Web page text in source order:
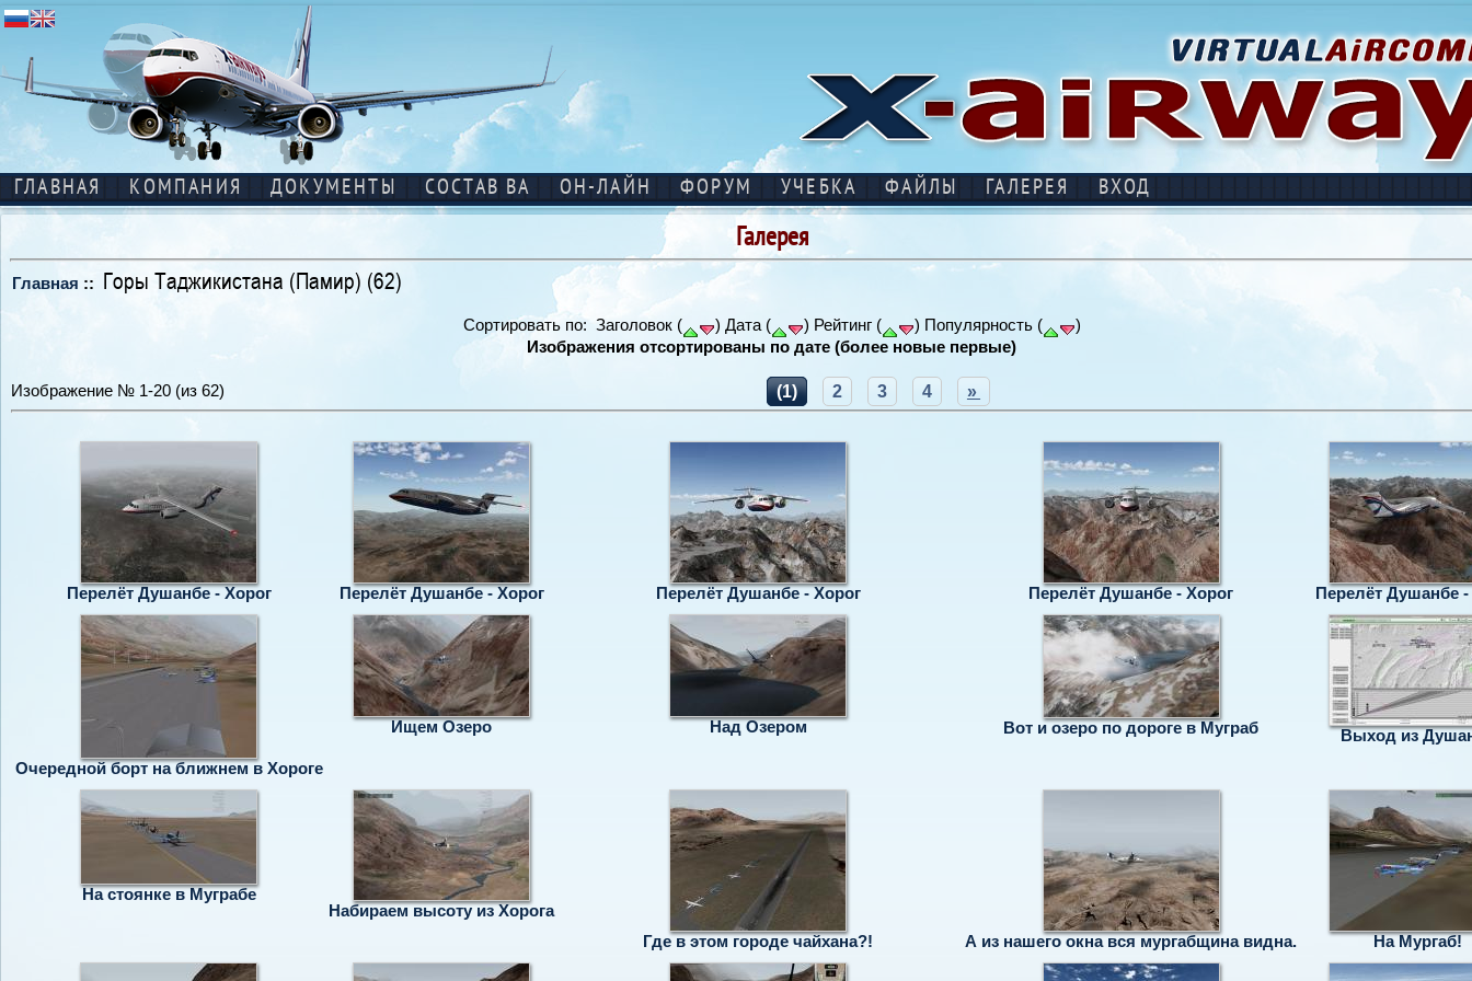
ГЛАВНАЯ КОМПАНИЯ ДОКУМЕНТЫ СОСТАВ ВА ОН-ЛАЙН ФОРУМ УЧЕБКА ФАЙЛЫ ГАЛЕРЕЯ ВХОД
Галерея
Главная :: Горы Таджикистана (Памир) (62)
Сортировать по: Заголовок ( ) Дата ( ) Рейтинг ( ) Популярность (
)
Изображения отсортированы по дате (более новые первые)
Изображение № 1-20 (из 62) (1) 2 3 4 »
Перелёт Душанбе - Хорог Перелёт Душанбе - Хорог Перелёт Душанбе - Хорог Перелёт Душанбе - Хорог Перелёт Душанбе -
Очередной борт на ближнем в Хороге
Ищем Озеро Над Озером Вот и озеро по дороге в Муграб Выход из
На стоянке в Муграбе
Набираем высоту из Хорога
Где в этом городе чайхана?!
А из нашего окна вся мургабщина видна. На Мургаб!